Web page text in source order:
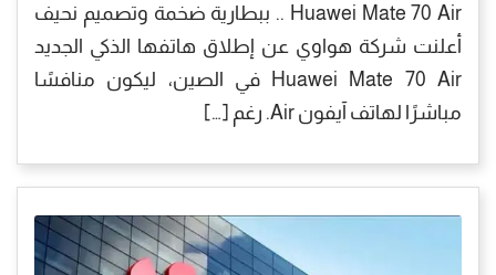
Huawei Mate 70 Air .. ببطارية ضخمة وتصميم نحيف
أعلنت شركة هواوي عن إطلاق هاتفها الذكي الجديد
Huawei Mate 70 Air في الصين، ليكون منافسًا
مباشرًا لهاتف آيفون Air. رغم […]